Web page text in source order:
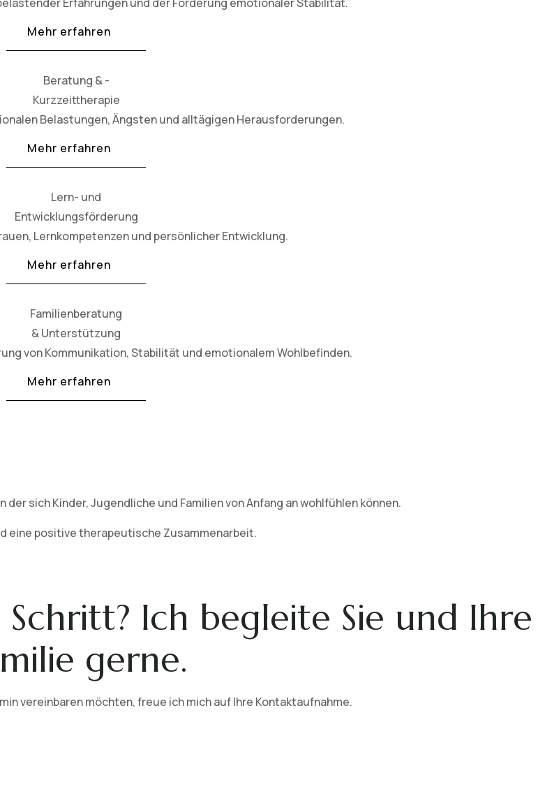
Erfahrungen und der Förderung emotionaler Stabilität.
Mehr erfahren
Beratung & -
Kurzzeittherapie
Belastungen, Ängsten und alltägigen Herausforderungen.
Mehr erfahren
Lern- und
Entwicklungsförderung
Lernkompetenzen und persönlicher Entwicklung.
Mehr erfahren
Familienberatung
& Unterstützung
von Kommunikation, Stabilität und emotionalem Wohlbefinden.
Mehr erfahren
sich Kinder, Jugendliche und Familien von Anfang an wohlfühlen können.
eine positive therapeutische Zusammenarbeit.
Ich begleite Sie und Ihre
gerne.
vereinbaren möchten, freue ich mich auf Ihre Kontaktaufnahme.